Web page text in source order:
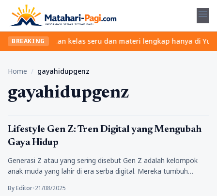
menu
BREAKING
Temukan kelas seru dan materi lengkap hanya di
Home / gayahidupgenz
gayahidupgenz
Tekno
Lifestyle Gen Z: Tren Digital yang Mengubah
Gaya Hidup
Generasi Z atau yang sering disebut Gen Z adalah kelompok
anak muda yang lahir di era serba digital. Mereka tumbuh…
By Editor•21/08/2025